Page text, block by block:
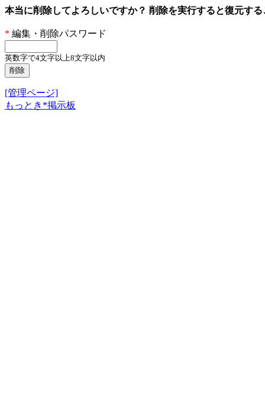
本当に削除してよろしいですか？ 削除を実行すると復元す
* 編集・削除パスワード
英数字で4文字以上8文字以内
[管理ページ]
もっとき*掲示板